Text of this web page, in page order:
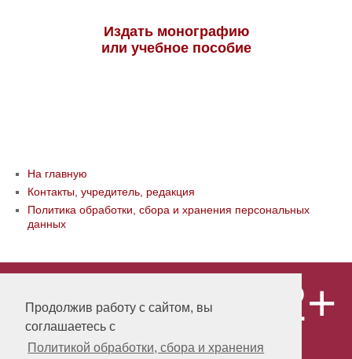
Продолжив работу с сайтом, вы
соглашаетесь с
Политикой обработки, сбора и хранения
Издать монографию
или учебное пособие
На главную
Контакты, учредитель, редакция
Политика обработки, сбора и хранения персональных
данных
«Publishing company «World of science»,
LLC Материалы, размещенные на сайте,
охраняются Законом о защите авторских
прав. Публикация любых материалов
этого сайта запрещена без
12+